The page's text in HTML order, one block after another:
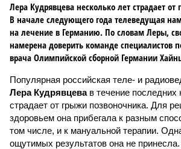
Лера Кудрявцева несколько лет страдает
В начале следующего года телеведущая
на лечение в Германию. По словам Леры,
намерена доверить команде специалистов
врача Олимпийской сборной Германии
Популярная российская теле- и
Лера Кудрявцевав течение последних
страдает от грыжи позвоночника. Для
здоровьем она прибегала к разным
том числе, и к мануальной терапии.
ощутимых результатов она не